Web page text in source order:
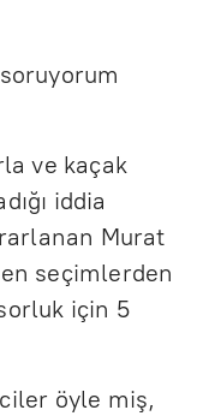
ve kaçak
iddia
Murat
seçimlerden
için 5
öyle miş,